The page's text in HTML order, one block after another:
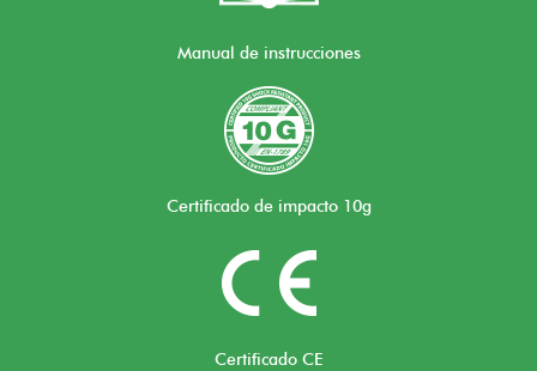
Manual de instrucciones
Certificado de impacto 10g
Certificado CE